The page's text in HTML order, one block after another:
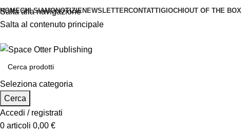
Salta alla navigazione
Salta al contenuto principale
HOMECHI SIAMONOTIZIENEWSLETTERCONTATTI GIOCHI OUT OF THE BOX
Seleziona categoria
Cerca
Accedi / registrati
0 articoli 0,00 €